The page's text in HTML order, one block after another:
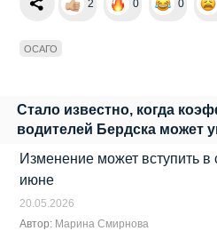
2 0 0
ОСАГО
Стало известно, когда
водителей Бердска может
Изменение может вступить
июне
20.05.2026
Автор: Марина Смирнова